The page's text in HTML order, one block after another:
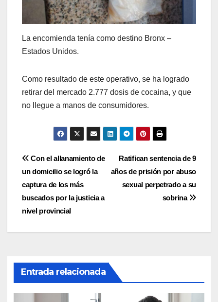
La encomienda tenía como destino Bronx –
Estados Unidos.
Como resultado de este operativo, se ha logrado
retirar del mercado 2.777 dosis de cocaina, y que
no llegue a manos de consumidores.
Navegación
de
entradas
Ratifican sentencia de 9
años de prisión por abuso
sexual perpetrado a su
sobrina
Con el allanamiento de
un domicilio se logró la
captura de los más
buscados por la justicia a
nivel provincial
Entrada relacionada